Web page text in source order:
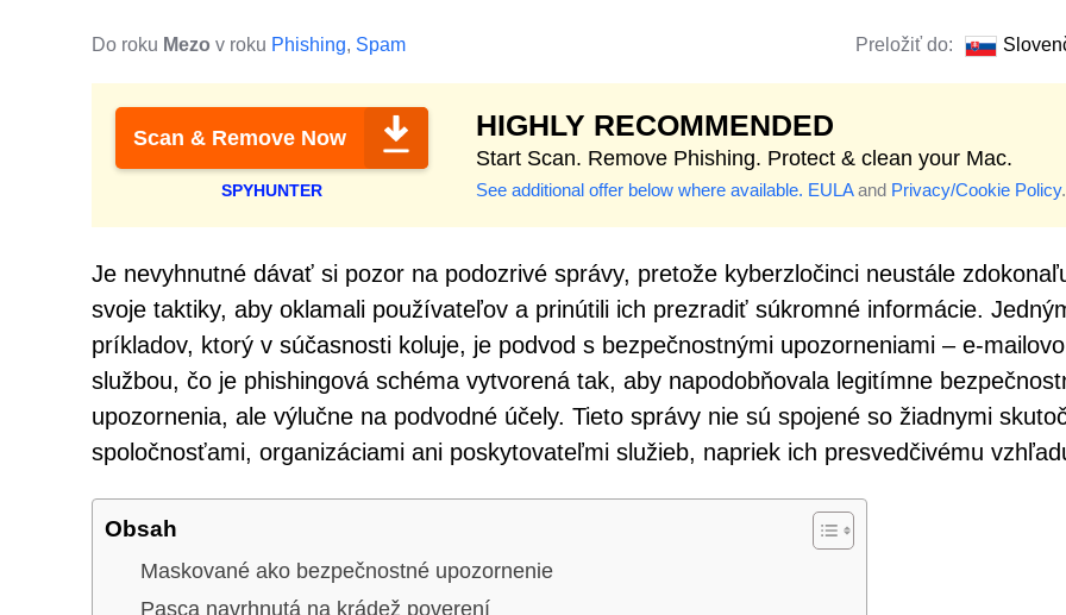
Do roku Mezo v roku Phishing, Spam Preložiť do:
Scan & Remove Now
SPYHUNTER
HIGHLY RECOMMENDED
Start Scan. Remove Phishing. Protect & clean your Mac.
See additional offer below where available. EULAand Privacy/Cookie Policy.
Je nevyhnutné dávať si pozor na podozrivé správy, pretože kyberzločinci neustále
svoje taktiky, aby oklamali používateľov a prinútili ich prezradiť súkromné informácie.
príkladov, ktorý v súčasnosti koluje, je podvod s bezpečnostnými upozorneniami – e-
službou, čo je phishingová schéma vytvorená tak, aby napodobňovala legitímne
upozornenia, ale výlučne na podvodné účely. Tieto správy nie sú spojené so žiadnymi
spoločnosťami, organizáciami ani poskytovateľmi služieb, napriek ich presvedčivému
Obsah
Maskované ako bezpečnostné upozornenie
Pasca navrhnutá na krádež poverení